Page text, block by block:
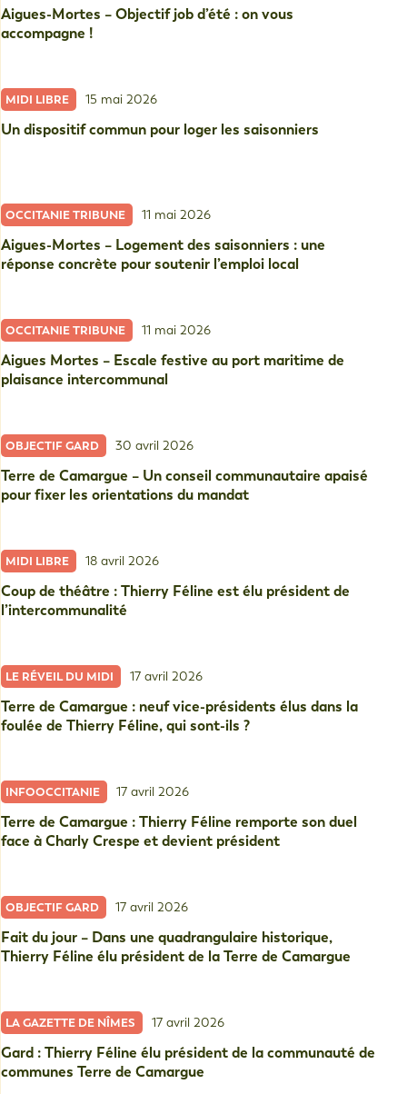
Aigues-Mortes – Objectif job d’été : on vous
accompagne !
MIDI LIBRE 15 mai 2026
Un dispositif commun pour loger les saisonniers
OCCITANIE TRIBUNE 11 mai 2026
Aigues-Mortes – Logement des saisonniers : une
réponse concrète pour soutenir l’emploi local
OCCITANIE TRIBUNE 11 mai 2026
Aigues Mortes – Escale festive au port maritime de
plaisance intercommunal
OBJECTIF GARD 30 avril 2026
Terre de Camargue – Un conseil communautaire apaisé
pour fixer les orientations du mandat
MIDI LIBRE 18 avril 2026
Coup de théâtre : Thierry Féline est élu président de
l’intercommunalité
LE RÉVEIL DU MIDI 17 avril 2026
Terre de Camargue : neuf vice-présidents élus dans la
foulée de Thierry Féline, qui sont-ils ?
INFOOCCITANIE 17 avril 2026
Terre de Camargue : Thierry Féline remporte son duel
face à Charly Crespe et devient président
OBJECTIF GARD 17 avril 2026
Fait du jour – Dans une quadrangulaire historique,
Thierry Féline élu président de la Terre de Camargue
LA GAZETTE DE NÎMES 17 avril 2026
Gard : Thierry Féline élu président de la communauté de
communes Terre de Camargue